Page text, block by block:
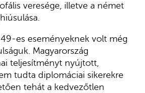
veresége, illetve a német
es eseményeknek volt még
Magyarország
teljesítményt nyújtott,
tudta diplomáciai sikerekre
tehát a kedvezőtlen